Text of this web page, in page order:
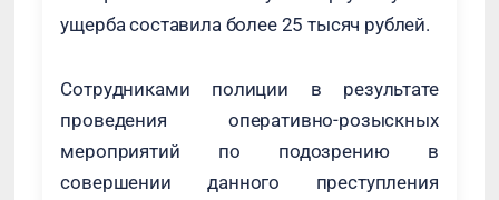
ущерба составила более 25 тысяч рублей.
Сотрудниками полиции в результате
проведения оперативно-розыскных
мероприятий по подозрению в
совершении данного преступления